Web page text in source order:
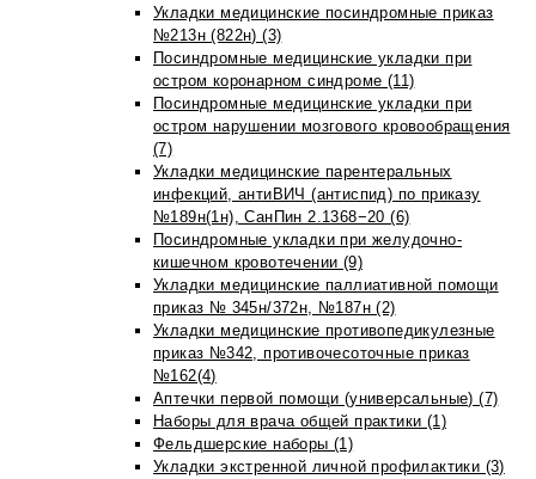
Укладки медицинские посиндромные приказ
№213н (822н) (3)
Посиндромные медицинские укладки при
остром коронарном синдроме (11)
Посиндромные медицинские укладки при
остром нарушении мозгового кровообращения
(7)
Укладки медицинские парентеральных
инфекций, антиВИЧ (антиспид) по приказу
№189н(1н), СанПин 2.1368−20 (6)
Посиндромные укладки при желудочно-
кишечном кровотечении (9)
Укладки медицинские паллиативной помощи
приказ № 345н/372н, №187н (2)
Укладки медицинские противопедикулезные
приказ №342, противочесоточные приказ
№162(4)
Аптечки первой помощи (универсальные) (7)
Наборы для врача общей практики (1)
Фельдшерские наборы (1)
Укладки экстренной личной профилактики (3)